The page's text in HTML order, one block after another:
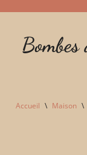
Accueil \ Maison \